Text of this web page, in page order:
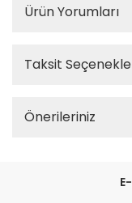
Ürün Yorumları
Taksit
Önerileriniz